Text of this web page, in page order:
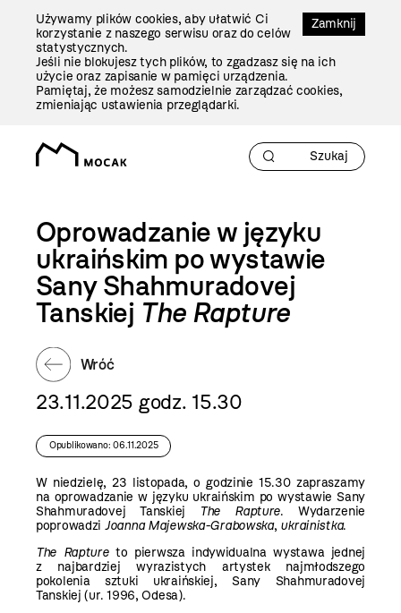
Zamknij
Używamy plików cookies, aby ułatwić Ci
korzystanie z naszego serwisu oraz do celów
statystycznych.
Jeśli nie blokujesz tych plików, to zgadzasz się na ich
użycie oraz zapisanie w pamięci urządzenia.
Pamiętaj, że możesz samodzielnie zarządzać cookies,
zmieniając ustawienia przeglądarki.
Oprowadzanie w języku
ukraińskim po wystawie
Sany Shahmuradovej
Tanskiej The Rapture
Wróć
23.11.2025 godz. 15.30
Opublikowano: 06.11.2025
W niedzielę, 23 listopada, o godzinie 15.30 zapraszamy
na oprowadzanie w języku ukraińskim po wystawie Sany
Shahmuradovej Tanskiej
The Rapture. Wydarzenie
poprowadzi Joanna Majewska-Grabowska, ukrainistka.
The Raptureto pierwsza indywidualna wystawa jednej
z najbardziej wyrazistych artystek najmłodszego
pokolenia sztuki ukraińskiej, Sany Shahmuradovej
Tanskiej (ur. 1996, Odesa).